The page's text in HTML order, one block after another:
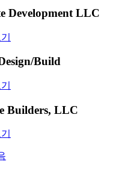
Development LLC
Build
Builders, LLC